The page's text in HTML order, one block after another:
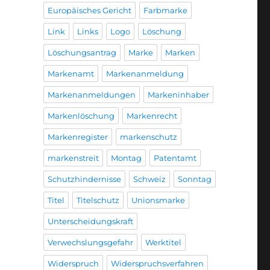
Europäisches Gericht Farbmarke
Link Links Logo Löschung
Löschungsantrag Marke Marken
Markenamt Markenanmeldung
Markenanmeldungen Markeninhaber
Markenlöschung Markenrecht
Markenregister markenschutz
markenstreit Montag Patentamt
Schutzhindernisse Schweiz Sonntag
Titel Titelschutz Unionsmarke
Unterscheidungskraft
Verwechslungsgefahr Werktitel
Widerspruch Widerspruchsverfahren